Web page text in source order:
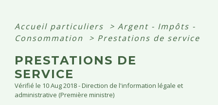
Accueil particuliers > Argent - Impôts -
Consommation
> Prestations de service
PRESTATIONS DE
SERVICE
Vérifié le 10 Aug 2018 - Direction de l'information légale et
administrative (Première ministre)